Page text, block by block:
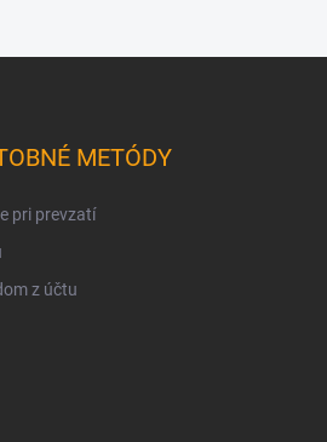
METÓDY
pri prevzatí
z účtu